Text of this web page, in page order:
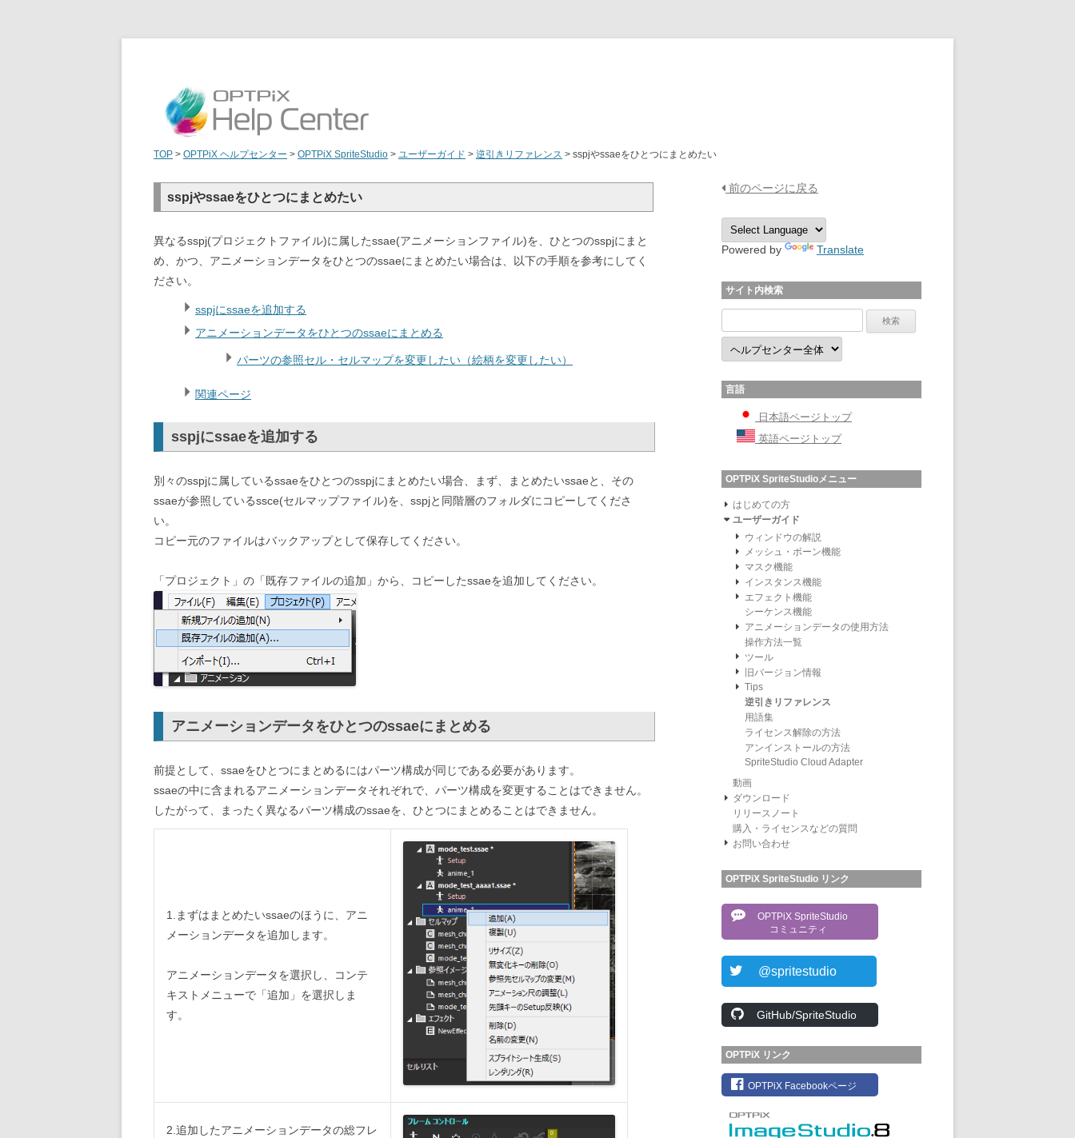
TOP > OPTPiX ヘルプセンター > OPTPiX SpriteStudio > ユーザーガイド > 逆引きリファレンス > sspjやssaeをひとつにまとめたい
sspjやssaeをひとつにまとめたい
異なるsspj(プロジェクトファイル)に属したssae(アニメーションファイル)を、ひとつのsspjにまと
め、かつ、アニメーションデータをひとつのssaeにまとめたい場合は、以下の手順を参考にしてく
ださい。
sspjにssaeを追加する
アニメーションデータをひとつのssaeにまとめる
パーツの参照セル・セルマップを変更したい（絵柄を変更したい）
関連ページ
sspjにssaeを追加する
別々のsspjに属しているssaeをひとつのsspjにまとめたい場合、まず、まとめたいssaeと、その
ssaeが参照しているssce(セルマップファイル)を、sspjと同階層のフォルダにコピーしてくださ
い。
コピー元のファイルはバックアップとして保存してください。
「プロジェクト」の「既存ファイルの追加」から、コピーしたssaeを追加してください。
アニメーションデータをひとつのssaeにまとめる
前提として、ssaeをひとつにまとめるにはパーツ構成が同じである必要があります。
ssaeの中に含まれるアニメーションデータそれぞれで、パーツ構成を変更することはできません。
したがって、まったく異なるパーツ構成のssaeを、ひとつにまとめることはできません。
1.まずはまとめたいssaeのほうに、アニ
メーションデータを追加します。
アニメーションデータを選択し、コンテ
キストメニューで「追加」を選択しま
す。
2.追加したアニメーションデータの総フレ
前のページに戻る
Powered by Translate
サイト内検索
言語
日本語ページトップ
英語ページトップ
OPTPiX SpriteStudioメニュー
はじめての方
ユーザーガイド
ウィンドウの解説
メッシュ・ボーン機能
マスク機能
インスタンス機能
エフェクト機能
シーケンス機能
アニメーションデータの使用方法
操作方法一覧
ツール
旧バージョン情報
Tips
逆引きリファレンス
用語集
ライセンス解除の方法
アンインストールの方法
SpriteStudio Cloud Adapter
動画
ダウンロード
リリースノート
購入・ライセンスなどの質問
お問い合わせ
OPTPiX SpriteStudio リンク
OPTPiX SpriteStudio
コミュニティ
@spritestudio
GitHub/SpriteStudio
OPTPiX リンク
OPTPiX Facebookページ